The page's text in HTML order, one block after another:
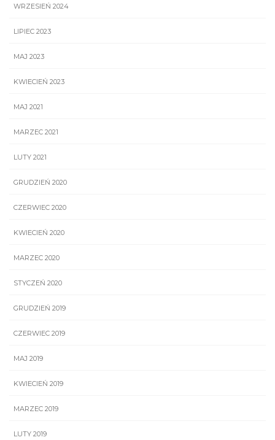
WRZESIEŃ 2024
LIPIEC 2023
MAJ 2023
KWIECIEŃ 2023
MAJ 2021
MARZEC 2021
LUTY 2021
GRUDZIEŃ 2020
CZERWIEC 2020
KWIECIEŃ 2020
MARZEC 2020
STYCZEŃ 2020
GRUDZIEŃ 2019
CZERWIEC 2019
MAJ 2019
KWIECIEŃ 2019
MARZEC 2019
LUTY 2019